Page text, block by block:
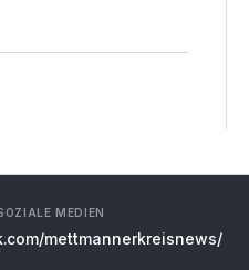
MEDIEN
mettmannerkreisnews/